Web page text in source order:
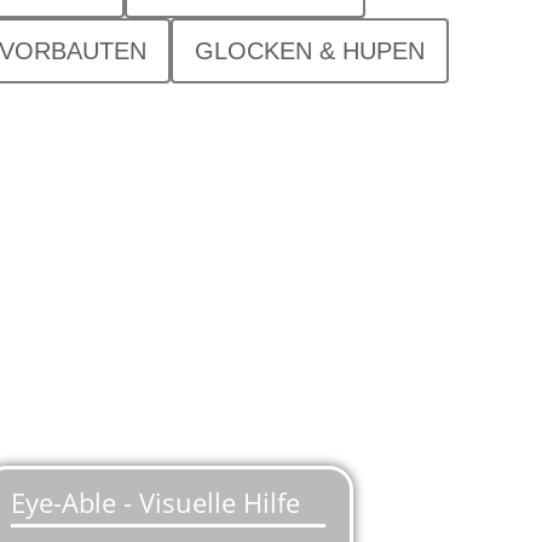
VORBAUTEN GLOCKEN & HUPEN